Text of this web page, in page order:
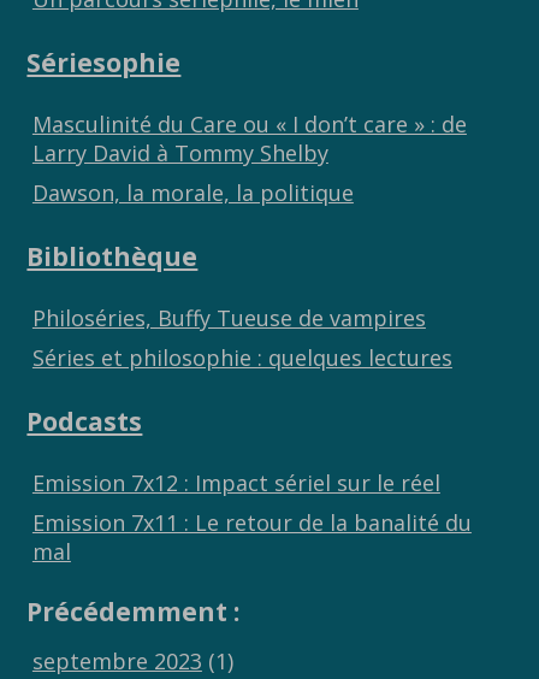
Sériesophie
Masculinité du Care ou « I don’t care » : de
Larry David à Tommy Shelby
Dawson, la morale, la politique
Bibliothèque
Philoséries, Buffy Tueuse de vampires
Séries et philosophie : quelques lectures
Podcasts
Emission 7x12 : Impact sériel sur le réel
Emission 7x11 : Le retour de la banalité du
mal
Précédemment :
septembre 2023 (1)